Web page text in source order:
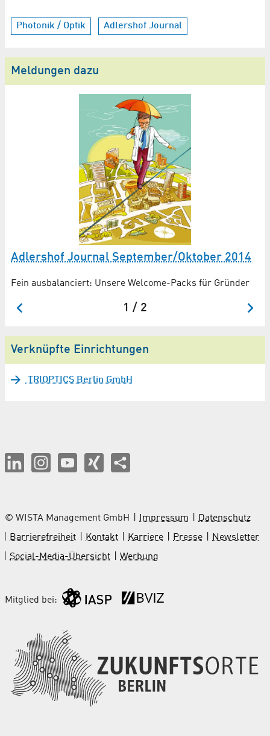
Photonik / Optik Adlershof Journal
Meldungen dazu
Adlershof Journal September/Oktober 2014
Fein ausbalanciert: Unsere Welcome-Packs für Gründer
1 / 2
Verknüpfte Einrichtungen
TRIOPTICS Berlin GmbH
© WISTA Management GmbH Impressum
Datenschutz
Barrierefreiheit
Kontakt Karriere Presse
Newsletter
Social-Media-Übersicht
Werbung
Mitglied bei: